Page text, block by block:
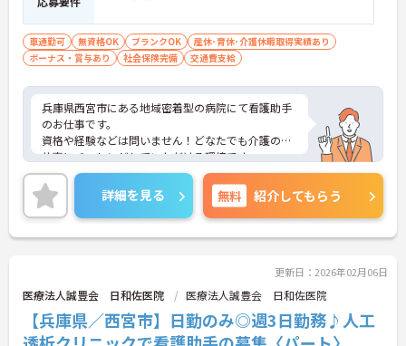
車通勤可 無資格OK ブランクOK
産休･育休･介護休暇取得実績あり
ボーナス・賞与あり
社会保険完備 交通費支給
兵庫県西宮市にある地域密着型の病院にて看護助手
のお仕事です。
資格や経験などは問いません！どなたでも介護のお
仕事にチャレンジしていただける環境です。
ご興味ある方には、面接対策ポイントなど、さらに
詳細をお話しいたしますのでお気軽にご相談くださ
い。
詳細を見る 無料 紹介してもらう
更新日：2026年02月06日
医療法人誠豊会 日和佐医院 医療法人誠豊会 日和佐医院
【兵庫県／西宮市】日勤のみ◎週3日勤務♪人工